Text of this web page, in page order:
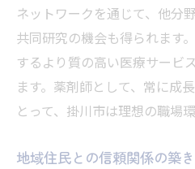
ネットワークを通じて、他分
共同研究の機会も得られます
するより質の高い医療サービ
ます。薬剤師として、常に成
とって、掛川市は理想の職場
地域住民との信頼関係の築